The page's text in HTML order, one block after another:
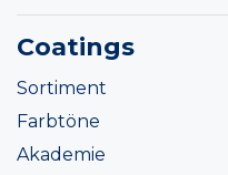
Coatings
Sortiment
Farbtöne
Akademie